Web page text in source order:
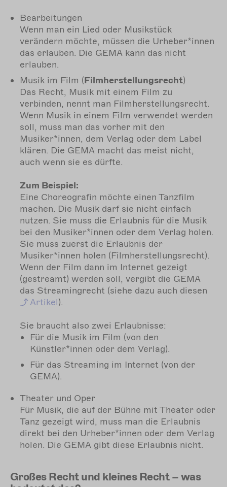
Bearbeitungen
Wenn man ein Lied oder Musikstück
verändern möchte, müssen die Urheber*innen
das erlauben. Die GEMA kann das nicht
erlauben.
Musik im Film (Filmherstellungsrecht)
Das Recht, Musik mit einem Film zu
verbinden, nennt man Filmherstellungsrecht.
Wenn Musik in einem Film verwendet werden
soll, muss man das vorher mit den
Musiker*innen, dem Verlag oder dem Label
klären. Die GEMA macht das meist nicht,
auch wenn sie es dürfte.
Zum Beispiel:
Eine Choreografin möchte einen Tanzfilm
machen. Die Musik darf sie nicht einfach
nutzen. Sie muss die Erlaubnis für die Musik
bei den Musiker*innen oder dem Verlag holen.
Sie muss zuerst die Erlaubnis der
Musiker*innen holen (Filmherstellungsrecht).
Wenn der Film dann im Internet gezeigt
(gestreamt) werden soll, vergibt die GEMA
das Streamingrecht (siehe dazu auch diesen
Artikel).
Sie braucht also zwei Erlaubnisse:
Für die Musik im Film (von den
Künstler*innen oder dem Verlag).
Für das Streaming im Internet (von der
GEMA).
Theater und Oper
Für Musik, die auf der Bühne mit Theater oder
Tanz gezeigt wird, muss man die Erlaubnis
direkt bei den Urheber*innen oder dem Verlag
holen. Die GEMA gibt diese Erlaubnis nicht.
Großes Recht und kleines Recht – was